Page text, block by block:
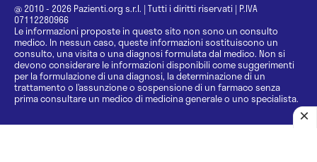
@ 2010 - 2026 Pazienti.org s.r.l. | Tutti i diritti riservati | P.IVA
07112280966
Le informazioni proposte in questo sito non sono un consulto
medico. In nessun caso, queste informazioni sostituiscono un
consulto, una visita o una diagnosi formulata dal medico. Non si
devono considerare le informazioni disponibili come suggerimenti
per la formulazione di una diagnosi, la determinazione di un
trattamento o l’assunzione o sospensione di un farmaco senza
prima consultare un medico di medicina generale o uno specialista.